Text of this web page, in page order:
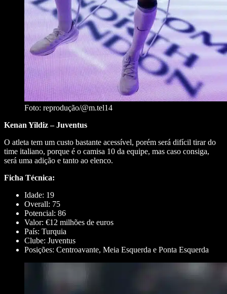
Foto: reprodução/@m.tel14
Kenan Yildiz – Juventus
O atleta tem um custo bastante acessível, porém será difícil tirar do
time italiano, porque é o camisa 10 da equipe, mas caso consiga,
será uma adição e tanto ao elenco.
Ficha Técnica:
Idade: 19
Overall: 75
Potencial: 86
Valor: €12 milhões de euros
País: Turquia
Clube: Juventus
Posições: Centroavante, Meia Esquerda e Ponta Esquerda